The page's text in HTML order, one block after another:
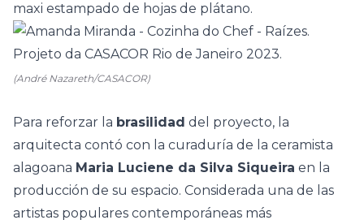
maxi estampado de hojas de plátano.
(André Nazareth/CASACOR)
Para reforzar la brasilidad del proyecto, la
arquitecta contó con la curaduría de la ceramista
alagoana Maria Luciene da Silva Siqueira en la
producción de su espacio. Considerada una de las
artistas populares contemporáneas más